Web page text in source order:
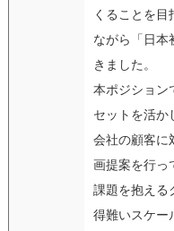
くることを目
ながら「日本
きました。
本ポジション
セットを活か
会社の顧客に
画提案を行っ
課題を抱える
得難いスケー